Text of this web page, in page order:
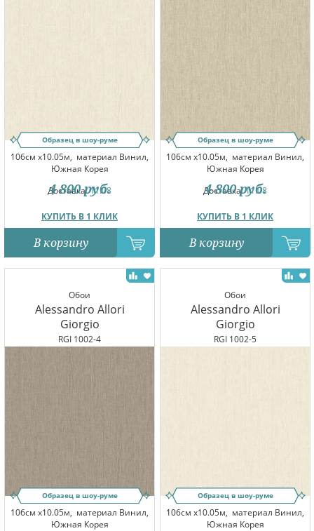
Образец в шоу-руме
106см x10.05м, материал Винил,
Южная Корея
Доставка:11.08
КУПИТЬ В 1 КЛИК
4 800 руб.
В корзину
Образец в шоу-руме
106см x10.05м, материал Винил,
Южная Корея
Доставка:11.08
КУПИТЬ В 1 КЛИК
4 800 руб.
В корзину
Обои
Alessandro Allori
Giorgio
RGI 1002-4
Образец в шоу-руме
106см x10.05м, материал Винил,
Южная Корея
Обои
Alessandro Allori
Giorgio
RGI 1002-5
Образец в шоу-руме
106см x10.05м, материал Винил,
Южная Корея